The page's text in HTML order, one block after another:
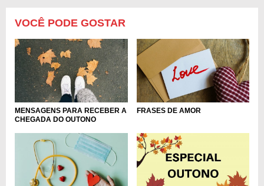
VOCÊ PODE GOSTAR
MENSAGENS PARA RECEBER A
CHEGADA DO OUTONO
FRASES DE AMOR